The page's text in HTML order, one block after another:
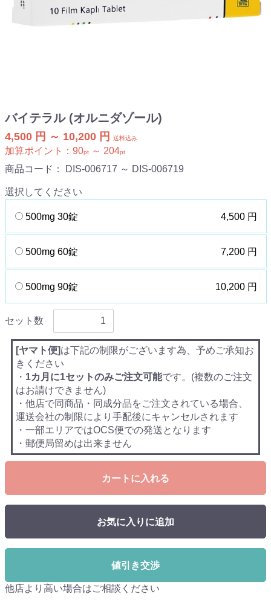
バイテラル (オルニダゾール)
4,500 円 ～ 10,200 円 送料込み
加算ポイント： 90pt ～ 204pt
商品コード： DIS-006717 ～ DIS-006719
選択してください
500mg 30錠 4,500 円
500mg 60錠 7,200 円
500mg 90錠 10,200 円
セット数
[ヤマト便]は下記の制限がございます為、予めご承知お
きください
・ 1カ月に1セットのみご注文可能です。(複数のご注文
はお請けできません)
・他店で同商品・同成分品をご注文されている場合、
運送会社の制限により手配後にキャンセルされます
・一部エリアではOCS便での発送となります
・郵便局留めは出来ません
カートに入れる
お気に入りに追加
値引き交渉
他店より高い場合はご相談ください